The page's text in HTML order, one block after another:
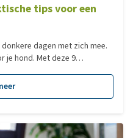
tips voor een
dagen met zich mee.
je hond. Met deze 9